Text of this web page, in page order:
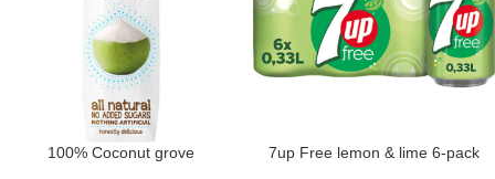
100% Coconut grove 7up Free lemon & lime 6-pack